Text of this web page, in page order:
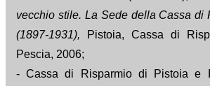
vecchio stile. La Sede della Cassa di
(1897-1931), Pistoia, Cassa di
Pescia, 2006;
- Cassa di Risparmio di Pistoia e